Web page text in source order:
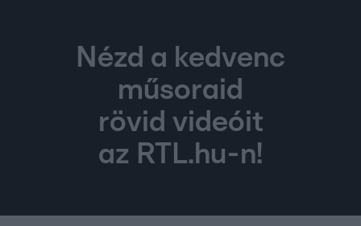
Nézd a kedvenc
műsoraid
rövid videóit
az RTL.hu-n!